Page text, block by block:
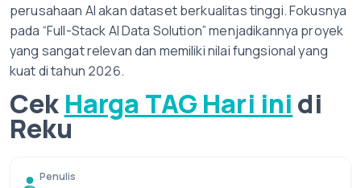
perusahaan AI akan dataset berkualitas tinggi. Fokusnya
pada “Full-Stack AI Data Solution” menjadikannya proyek
yang sangat relevan dan memiliki nilai fungsional yang
kuat di tahun 2026.
Cek Harga TAG Hari ini di
Reku
Penulis